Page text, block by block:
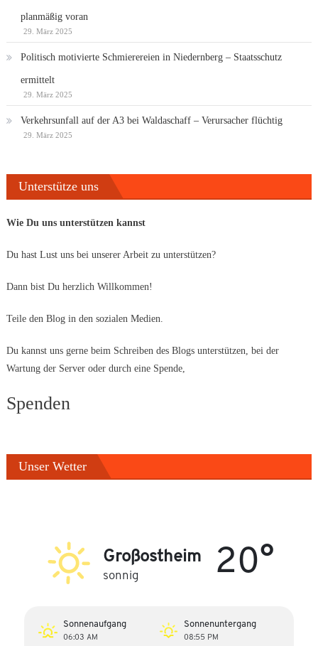
planmäßig voran
29. März 2025
Politisch motivierte Schmierereien in Niedernberg – Staatsschutz
ermittelt
29. März 2025
Verkehrsunfall auf der A3 bei Waldaschaff – Verursacher flüchtig
29. März 2025
Unterstütze uns
Wie Du uns unterstützen kannst
Du hast Lust uns bei unserer Arbeit zu unterstützen?
Dann bist Du herzlich Willkommen!
Teile den Blog in den sozialen Medien.
Du kannst uns gerne beim Schreiben des Blogs unterstützen, bei der
Wartung der Server oder durch eine Spende,
Spenden
Unser Wetter
Großostheim
sonnig 20°
Sonnenaufgang
06:03 AM
Sonnenuntergang
08:55 PM